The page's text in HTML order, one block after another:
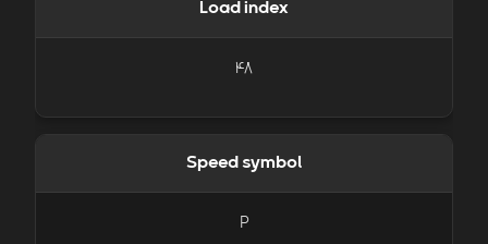
Load index
48
Speed symbol
P